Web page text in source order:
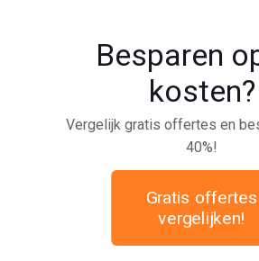
Besparen
kosten?
Vergelijk gratis offertes en
40%!
Gratis offertes
vergelijken!